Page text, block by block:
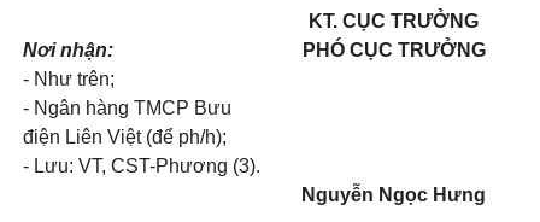
Nơi nhận:
- Như trên;
- Ngân hàng TMCP Bưu
điện Liên Việt (để ph/h);
- Lưu: VT, CST-Phương (3).
KT. CỤC TRƯỞNG
PHÓ CỤC TRƯỞNG
Nguyễn Ngọc Hưng